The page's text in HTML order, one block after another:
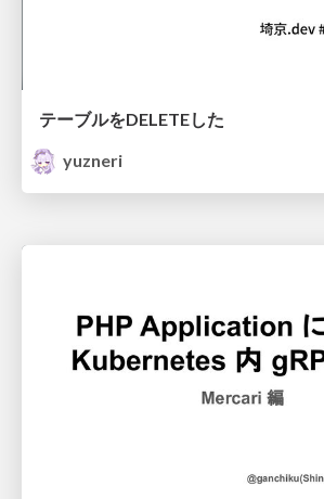
テーブルをDELETEした
yuzneri